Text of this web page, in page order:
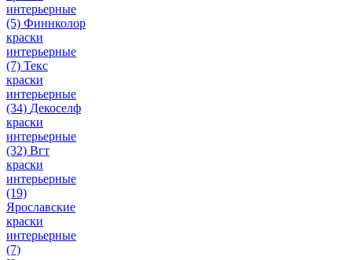
интерьерные
(5) Финнколор
краски
интерьерные
(7) Текс
краски
интерьерные
(34) Декоселф
краски
интерьерные
(32) Вгт
краски
интерьерные
(19)
Ярославские
краски
интерьерные
(7)